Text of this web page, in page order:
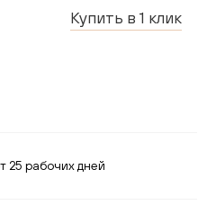
Купить в 1 клик
25 рабочих дней